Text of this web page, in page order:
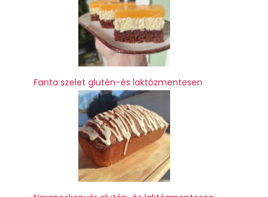
Fanta szelet glutén-és laktózmentesen